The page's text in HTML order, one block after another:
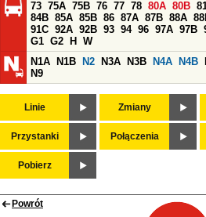
73 75A 75B 76 77 78 80A 80B
84B 85A 85B 86 87A 87B 88A
91C 92A 92B 93 94 96 97A 97B
G1 G2 H
W
N1A
N1B N2 N3A N3B N4A N4B
N9
Linie Zmiany
Przystanki Połączenia
Pobierz
Powrót